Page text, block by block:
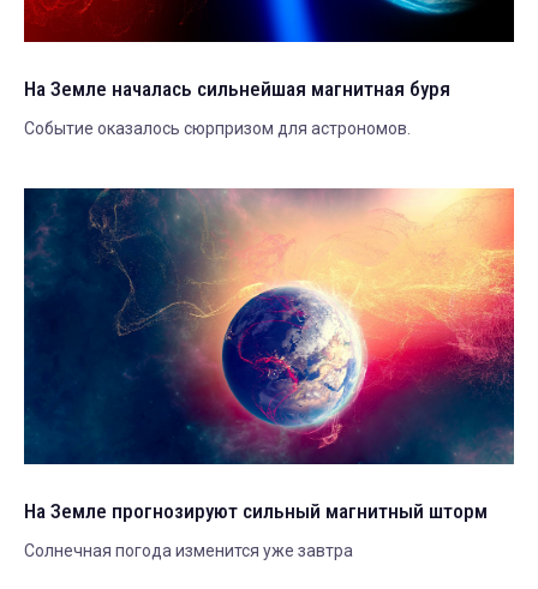
На Земле началась сильнейшая магнитная буря
Событие оказалось сюрпризом для астрономов.
На Земле прогнозируют сильный магнитный шторм
Солнечная погода изменится уже завтра